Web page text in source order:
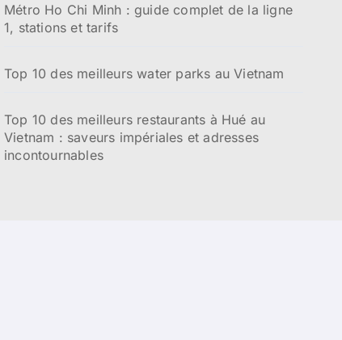
Métro Ho Chi Minh : guide complet de la ligne
1, stations et tarifs
Top 10 des meilleurs water parks au Vietnam
Top 10 des meilleurs restaurants à Hué au
Vietnam : saveurs impériales et adresses
incontournables